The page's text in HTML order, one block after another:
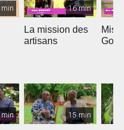
16 min
La mission des
artisans
min 15 min